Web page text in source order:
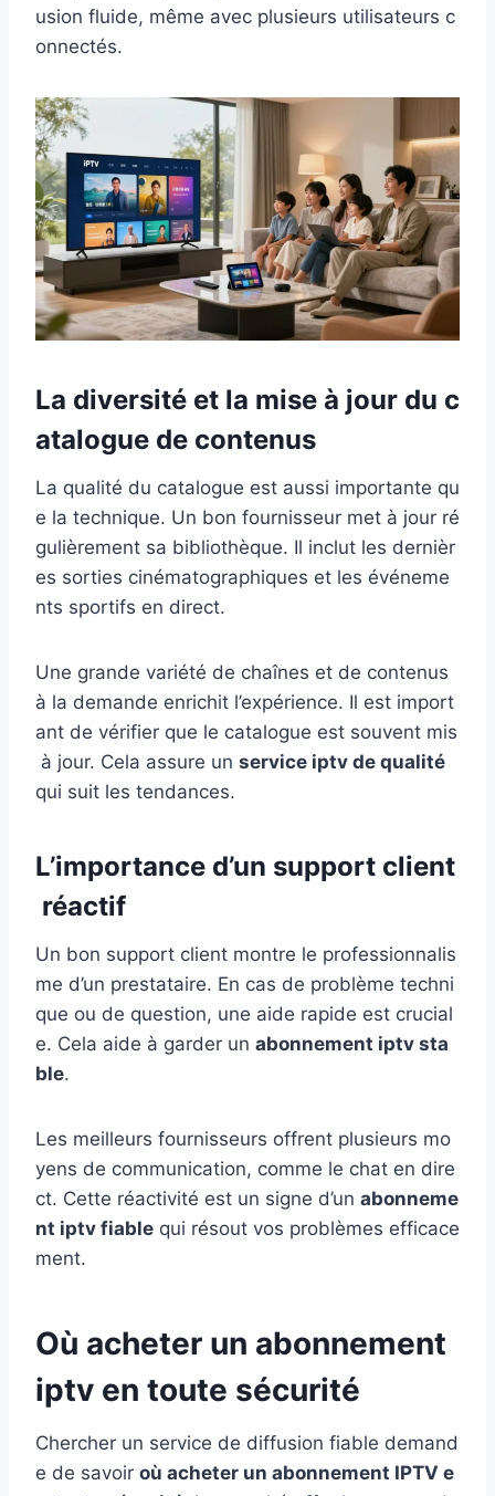
usion fluide, même avec plusieurs utilisateurs c
onnectés.
La diversité et la mise à jour du c
atalogue de contenus
La qualité du catalogue est aussi importante qu
e la technique. Un bon fournisseur met à jour ré
gulièrement sa bibliothèque. Il inclut les dernièr
es sorties cinématographiques et les événeme
nts sportifs en direct.
Une grande variété de chaînes et de contenus
à la demande enrichit l’expérience. Il est import
ant de vérifier que le catalogue est souvent mis
à jour. Cela assure un service iptv de qualité
qui suit les tendances.
L’importance d’un support client
réactif
Un bon support client montre le professionnalis
me d’un prestataire. En cas de problème techni
que ou de question, une aide rapide est crucial
e. Cela aide à garder un abonnement iptv sta
ble.
Les meilleurs fournisseurs offrent plusieurs mo
yens de communication, comme le chat en dire
ct. Cette réactivité est un signe d’un abonneme
nt iptv fiable qui résout vos problèmes efficace
ment.
Où acheter un abonnement
iptv en toute sécurité
Chercher un service de diffusion fiable demand
e de savoir où acheter un abonnement IPTV e